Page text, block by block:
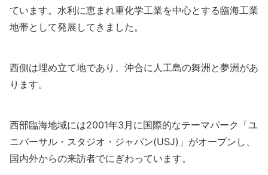
ています。水利に恵まれ重化学工業を中心とする臨海工業
地帯として発展してきました。
西側は埋め立て地であり、沖合に人工島の舞洲と夢洲があ
ります。
西部臨海地域には2001年3月に国際的なテーマパーク「ユ
ニバーサル・スタジオ・ジャパン(USJ)」がオープンし、
国内外からの来訪者でにぎわっています。